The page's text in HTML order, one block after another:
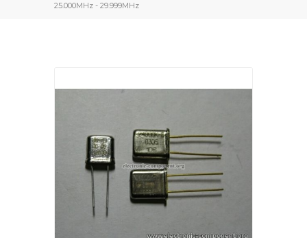
25.000MHz - 29.999MHz